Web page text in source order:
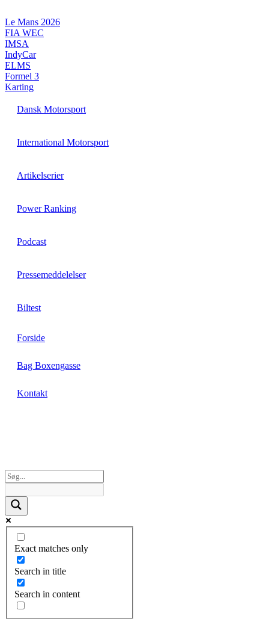
til
indhold
Le Mans 2026
FIA WEC
IMSA
IndyCar
ELMS
Formel 3
Karting
Dansk Motorsport
International Motorsport
Artikelserier
Power Ranking
Podcast
Pressemeddelelser
Biltest
Forside
Bag Boxengasse
Kontakt
Exact matches only
Search in title
Search in content